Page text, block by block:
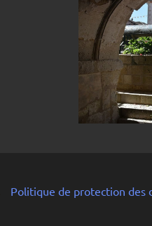
Politique de protection des